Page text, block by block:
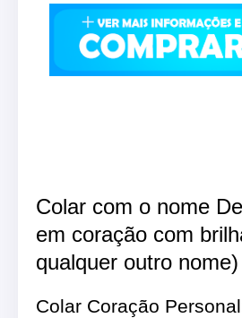
Colar com o nome
em coração com
qualquer outro nome)
Colar Coração